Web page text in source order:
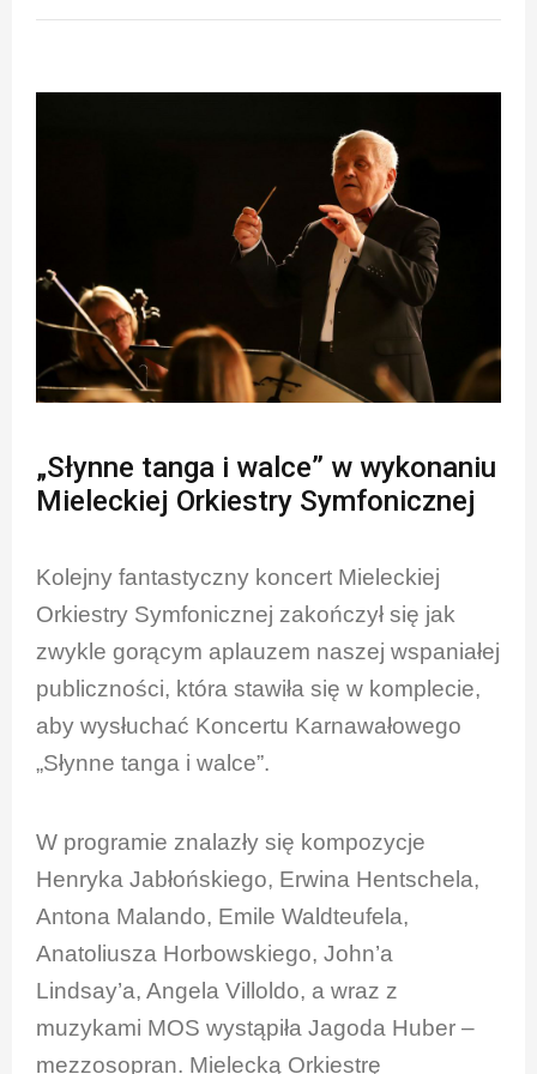
„Słynne tanga i walce” w wykonaniu
Mieleckiej Orkiestry Symfonicznej
Kolejny fantastyczny koncert Mieleckiej
Orkiestry Symfonicznej zakończył się jak
zwykle gorącym aplauzem naszej wspaniałej
publiczności, która stawiła się w komplecie,
aby wysłuchać Koncertu Karnawałowego
„Słynne tanga i walce”.
W programie znalazły się kompozycje
Henryka Jabłońskiego, Erwina Hentschela,
Antona Malando, Emile Waldteufela,
Anatoliusza Horbowskiego, John’a
Lindsay’a, Angela Villoldo, a wraz z
muzykami MOS wystąpiła Jagoda Huber –
mezzosopran. Mielecką Orkiestrę